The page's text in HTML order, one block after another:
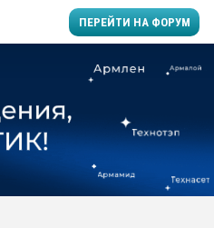
ПЕРЕЙТИ НА ФОРУМ
Вакуум-формовочные
28.07.2026